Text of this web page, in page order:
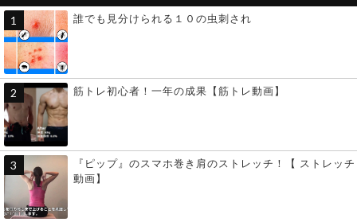
誰でも見分けられる１０の虫刺され
筋トレ初心者！一年の成果【筋トレ動画】
『ピップ』のスマホ巻き肩のストレッチ！【 ストレッチ
動画】